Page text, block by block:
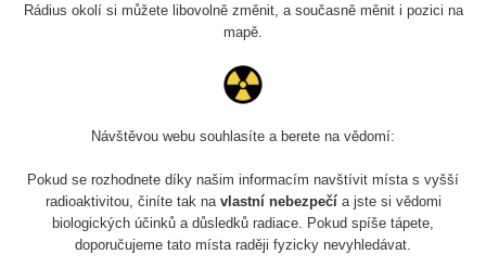
Měření
Typ
Energetická
kompenzace
Hodnota CPM
Rádius okolí si můžete libovolně změnit, a současně měnit i pozici na
mapě.
Návštěvou webu souhlasíte a berete na vědomí:
Pokud se rozhodnete díky našim informacím navštívit místa s vyšší
radioaktivitou, činíte tak na vlastní nebezpečía jste si vědomi
biologických účinků a důsledků radiace. Pokud spíše tápete,
doporučujeme tato místa raději fyzicky nevyhledávat.